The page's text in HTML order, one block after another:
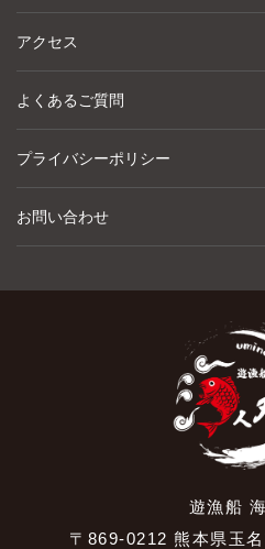
アクセス
よくあるご質問
プライバシーポリシー
お問い合わせ
遊漁船
〒869-0212 熊本県玉